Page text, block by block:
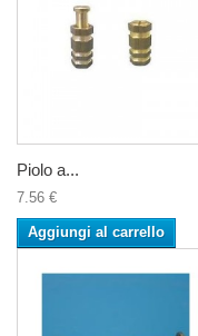
Piolo a...
7.56 €
Aggiungi al carrello